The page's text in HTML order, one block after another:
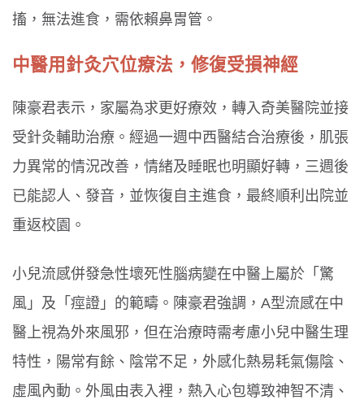
搐，無法進食，需依賴鼻胃管。
中醫用針灸穴位療法，修復受損神經
陳豪君表示，家屬為求更好療效，轉入奇美醫院並接
受針灸輔助治療。經過一週中西醫結合治療後，肌張
力異常的情況改善，情緒及睡眠也明顯好轉，三週後
已能認人、發音，並恢復自主進食，最終順利出院並
重返校園。
小兒流感併發急性壞死性腦病變在中醫上屬於「驚
風」及「痙證」的範疇。陳豪君強調，A型流感在中
醫上視為外來風邪，但在治療時需考慮小兒中醫生理
特性，陽常有餘、陰常不足，外感化熱易耗氣傷陰、
虛風內動。外風由表入裡，熱入心包導致神智不清、